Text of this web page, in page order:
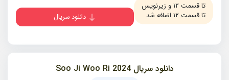
تا قسمت ۱۲ و زیرنویس
تا قسمت ۱۲ اضافه شد
دانلود سریال
دانلود سریال 2024 Soo Ji Woo Ri